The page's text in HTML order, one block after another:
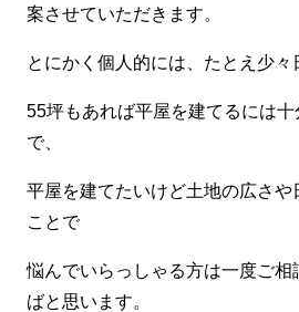
案させていただきます。
とにかく個人的には、たとえ少々
55坪もあれば平屋を建てるには
で、
平屋を建てたいけど土地の広さ
ことで
悩んでいらっしゃる方は一度ご
ばと思います。